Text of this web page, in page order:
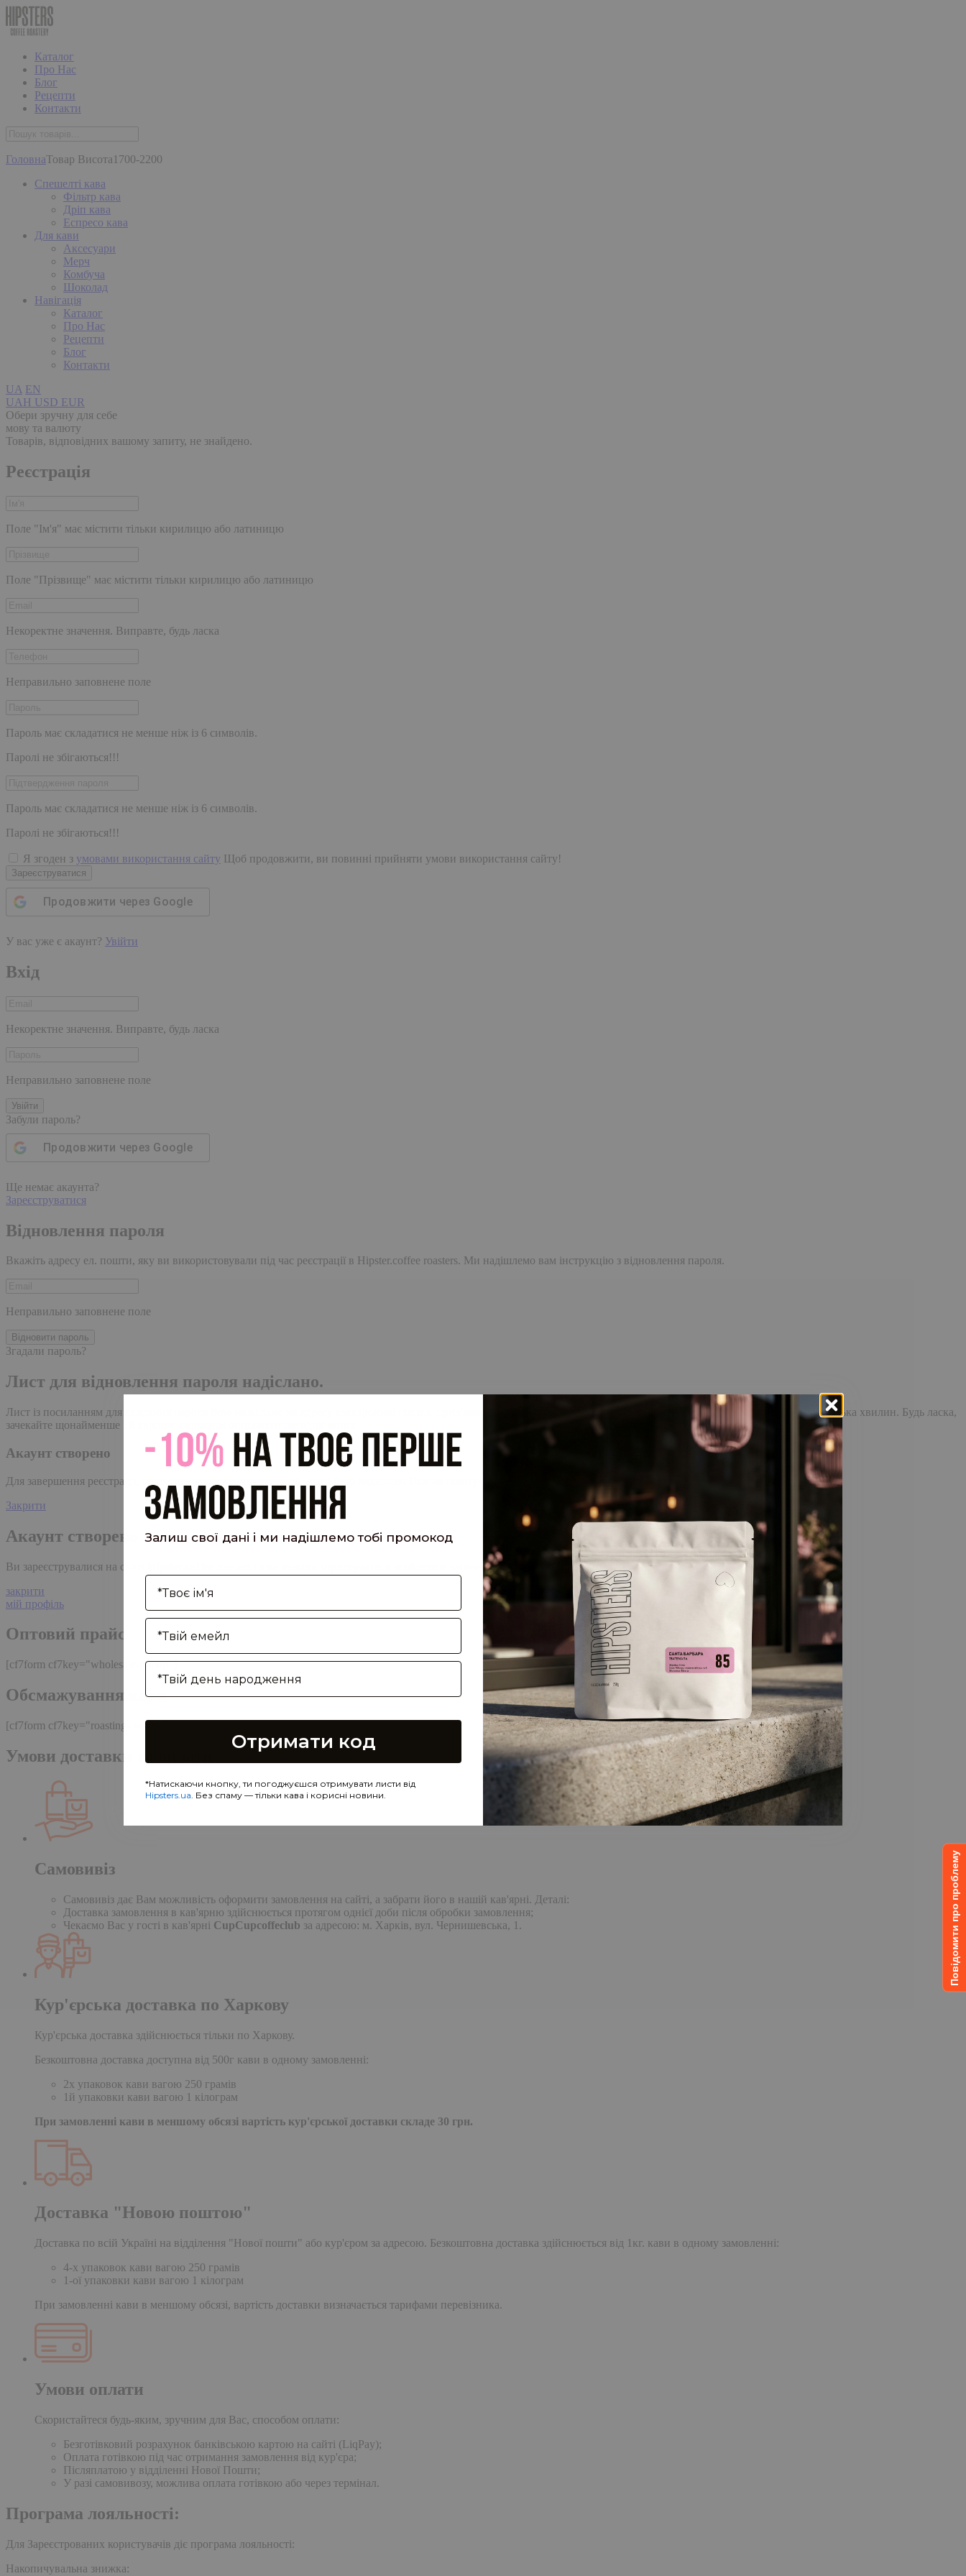
Повідомити про проблему
Каталог
Про Нас
Блог
Рецепти
Контакти
ГоловнаТовар Висота 1700-2200
Спешелті кава
Фільтр кава
Дріп кава
Еспресо кава
Для кави
Аксесуари
Мерч
Комбуча
Шоколад
Навігація
Каталог
Про Нас
Рецепти
Блог
Контакти
UA EN
UAH USD EUR
Обери зручну для себе
мову та валюту
Товарів, відповідних вашому запиту, не знайдено.
Реєстрація
Поле "Ім'я" має містити тільки кирилицю або латиницю
Поле "Прізвище" має містити тільки кирилицю або латиницю
Некоректне значення. Виправте, будь ласка
Неправильно заповнене поле
Пароль має складатися не менше ніж із 6 символів.
Паролі не збігаються!!!
Пароль має складатися не менше ніж із 6 символів.
Паролі не збігаються!!!
Я згоден з умовами використання сайту Щоб продовжити, ви повинні прийняти умови використання сайту!
Зареєструватися
Продовжити через Google
У вас уже є акаунт? Увійти
Вхід
Некоректне значення. Виправте, будь ласка
Неправильно заповнене поле
Увійти
Забули пароль?
Продовжити через Google
Ще немає акаунта?
Зареєструватися
Відновлення пароля
Вкажіть адресу ел. пошти, яку ви використовували під час реєстрації в Hipster.coffee roasters. Ми надішлемо вам інструкцію з відновлення пароля.
Неправильно заповнене поле
Відновити пароль
Згадали пароль?
Лист для відновлення пароля надіслано.
Лист із посиланням для скидання пароля було надіслано на адресу електронної пошти, прив'язану до вашого облікового запису, доставка повідомлення може зайняти кілька хвилин. Будь ласка,
зачекайте щонайменше 10 хвилин, перш ніж ініціювати ще один запит.
Акаунт створено
Для завершення реєстрації, перейдіть за посиланням у листі, який було надіслано Вам на пошту!
Закрити
Акаунт створено
Ви зареєструвалися на сайті
roasters і вже можете користуватися особистим кабінетом, щоб отримувати знижки та відстежувати історію замовлень!
закрити
мій профіль
Оптовий прайс
[cf7form cf7key="wholesale-popup"]
Обсмажування кави
[cf7form cf7key="roasting-popup"]
Умови доставки та оплати
Самовивіз
Самовивіз дає Вам можливість оформити замовлення на сайті, а забрати його в нашій кав'ярні. Деталі:
Доставка замовлення в кав'ярню здійснюється протягом однієї доби після обробки замовлення;
Чекаємо Вас у гості в кав'ярні CupCupcoffeclub за адресою: м. Харків, вул. Чернишевська, 1.
Кур'єрська доставка по Харкову
Кур'єрська доставка здійснюється тільки по Харкову.
Безкоштовна доставка доступна від 500г кави в одному замовленні:
2х упаковок кави вагою 250 грамів
1й упаковки кави вагою 1 кілограм
При замовленні кави в меншому обсязі вартість кур'єрської доставки складе 30 грн.
Доставка "Новою поштою"
Доставка по всій Україні на відділення "Нової пошти" або кур'єром за адресою. Безкоштовна доставка здійснюється від 1кг. кави в одному замовленні:
4-х упаковок кави вагою 250 грамів
1-ої упаковки кави вагою 1 кілограм
При замовленні кави в меншому обсязі, вартість доставки визначається тарифами перевізника.
Умови оплати
Скористайтеся будь-яким, зручним для Вас, способом оплати:
Безготівковий розрахунок банківською картою на сайті (LiqPay);
Оплата готівкою під час отримання замовлення від кур'єра;
Післяплатою у відділенні Нової Пошти;
У разі самовивозу, можлива оплата готівкою або через термінал.
Програма лояльності:
Для Зареєстрованих користувачів діє програма лояльності:
Накопичувальна знижка:
Залиш свої дані і ми надішлемо тобі промокод
І'мя
Enter your email address
Birthday
Отримати код
*Натискаючи кнопку, ти погоджуєшся отримувати листи від
Hipsters.ua. Без спаму — тільки кава і корисні новини.